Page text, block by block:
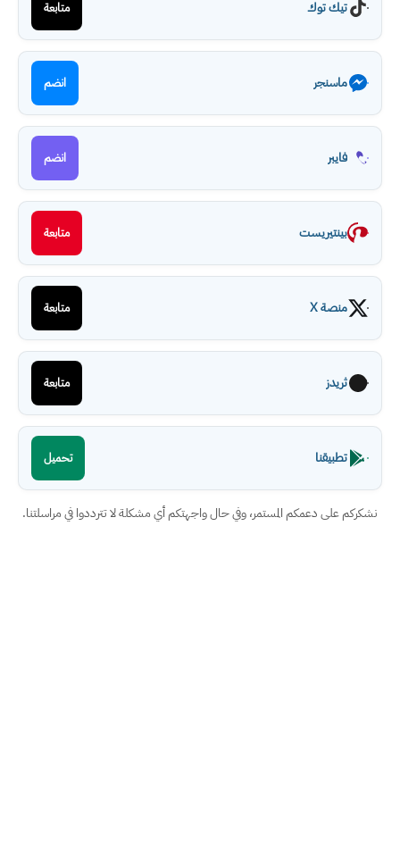
تيك توك متابعة
ماسنجر انضم
فايبر انضم
بينتيريست متابعة
منصة X متابعة
ثريدز متابعة
تطبيقنا تحميل
نشكركم على دعمكم المستمر، وفي حال واجهتكم أي مشكلة لا تترددوا في مراسلتنا.